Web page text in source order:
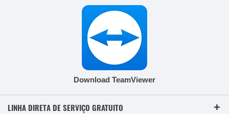
Download TeamViewer
LINHA DIRETA DE SERVIÇO GRATUITO